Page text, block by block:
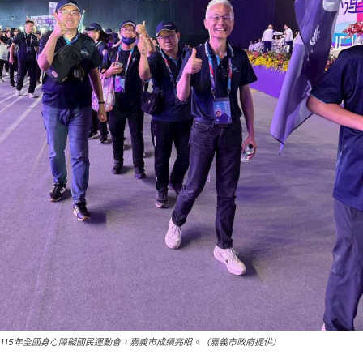
115年全國身心障礙國民運動會，嘉義市成績亮眼。（嘉義市政府提供）